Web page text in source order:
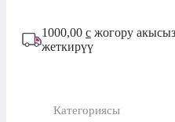
1000,00 с жогору акысыз
жеткирүү
Категориясы